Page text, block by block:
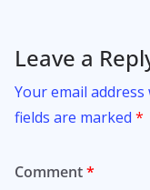
Leave a
Your email
fields are marked *
Comment*